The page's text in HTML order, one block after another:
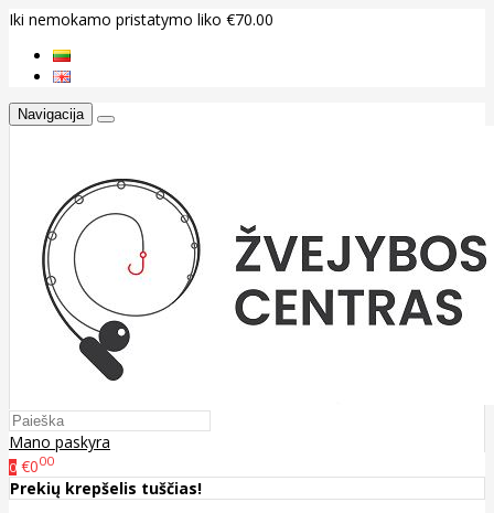
Iki nemokamo pristatymo liko €70.00
Navigacija
Mano paskyra
0 €000
Prekių krepšelis tuščias!